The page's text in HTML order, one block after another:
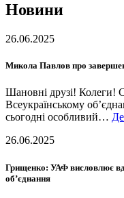
Новини
26.06.2025
Микола Павлов про
Шановні друзі! Колеги!
Всеукраїнському
сьогодні особливий…
26.06.2025
Грищенко: УАФ висловлює
об’єднання